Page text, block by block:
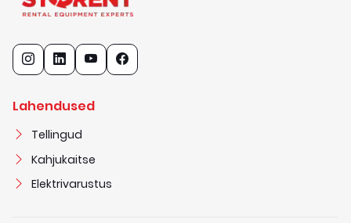
Lahendused
Tellingud
Kahjukaitse
Elektrivarustus